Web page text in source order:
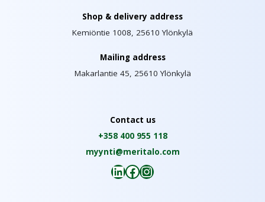
Shop & delivery address
Kemiöntie 1008, 25610 Ylönkylä
Mailing address
Makarlantie 45, 25610 Ylönkylä
Contact us
+358 400 955 118
myynti@meritalo.com
LinkedIn
Facebook
Instagram